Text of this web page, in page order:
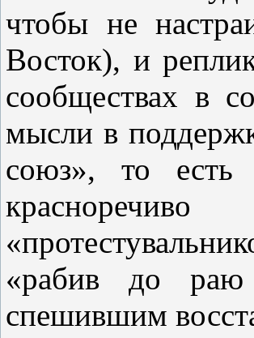
чтобы не
Восток), и
сообществах в
мысли в
союз», то есть
«рабив до
спешившим